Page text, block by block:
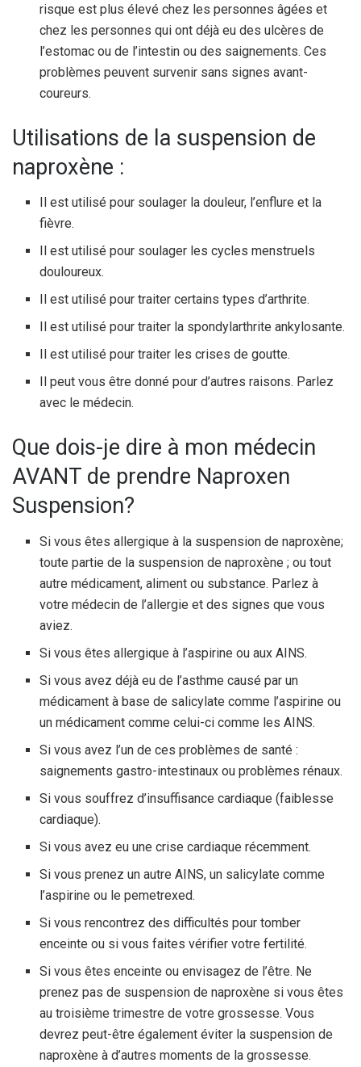
risque est plus élevé chez les personnes âgées et
chez les personnes qui ont déjà eu des ulcères de
l’estomac ou de l’intestin ou des saignements. Ces
problèmes peuvent survenir sans signes avant-
coureurs.
Utilisations de la suspension de
naproxène :
Il est utilisé pour soulager la douleur, l’enflure et la
fièvre.
Il est utilisé pour soulager les cycles menstruels
douloureux.
Il est utilisé pour traiter certains types d’arthrite.
Il est utilisé pour traiter la spondylarthrite ankylosante.
Il est utilisé pour traiter les crises de goutte.
Il peut vous être donné pour d’autres raisons. Parlez
avec le médecin.
Que dois-je dire à mon médecin
AVANT de prendre Naproxen
Suspension?
Si vous êtes allergique à la suspension de naproxène;
toute partie de la suspension de naproxène ; ou tout
autre médicament, aliment ou substance. Parlez à
votre médecin de l’allergie et des signes que vous
aviez.
Si vous êtes allergique à l’aspirine ou aux AINS.
Si vous avez déjà eu de l’asthme causé par un
médicament à base de salicylate comme l’aspirine ou
un médicament comme celui-ci comme les AINS.
Si vous avez l’un de ces problèmes de santé :
saignements gastro-intestinaux ou problèmes rénaux.
Si vous souffrez d’insuffisance cardiaque (faiblesse
cardiaque).
Si vous avez eu une crise cardiaque récemment.
Si vous prenez un autre AINS, un salicylate comme
l’aspirine ou le pemetrexed.
Si vous rencontrez des difficultés pour tomber
enceinte ou si vous faites vérifier votre fertilité.
Si vous êtes enceinte ou envisagez de l’être. Ne
prenez pas de suspension de naproxène si vous êtes
au troisième trimestre de votre grossesse. Vous
devrez peut-être également éviter la suspension de
naproxène à d’autres moments de la grossesse.